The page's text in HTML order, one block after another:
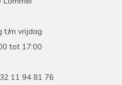
de keuze als plaatsing
.
t/m vrijdag
tot 17:00
11 94 81 76